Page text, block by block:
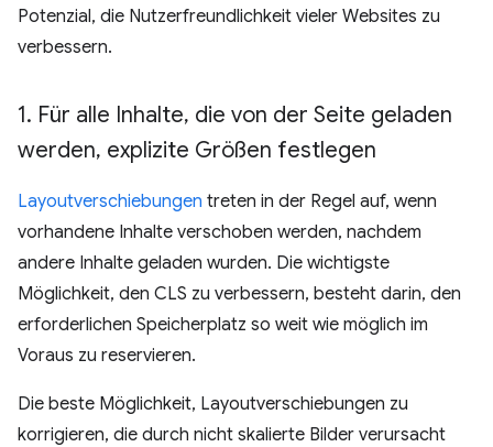
Potenzial, die Nutzerfreundlichkeit vieler Websites zu
verbessern.
1. Für alle Inhalte, die von der Seite geladen
werden, explizite Größen festlegen
Layoutverschiebungen treten in der Regel auf, wenn
vorhandene Inhalte verschoben werden, nachdem
andere Inhalte geladen wurden. Die wichtigste
Möglichkeit, den CLS zu verbessern, besteht darin, den
erforderlichen Speicherplatz so weit wie möglich im
Voraus zu reservieren.
Die beste Möglichkeit, Layoutverschiebungen zu
korrigieren, die durch nicht skalierte Bilder verursacht